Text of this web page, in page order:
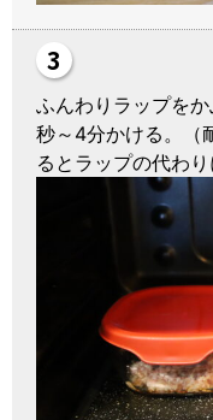
ふんわりラップを
秒～4分かける。（
るとラップの代わり